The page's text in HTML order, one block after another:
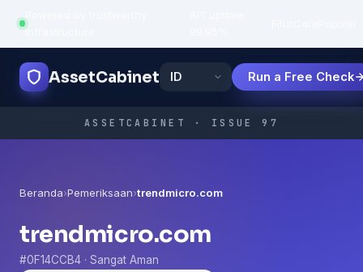
infrastructure
AssetCabinet Run a Free Check
ASSETCABINET · ISSUE 97
Beranda›Pemeriksaan›trendmicro.com
trendmicro.com
#0F14CCB4 · Sangat Aman